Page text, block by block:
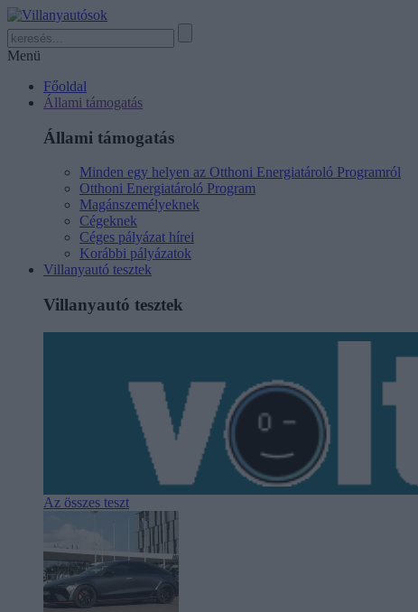
Menü
Főoldal
Állami támogatás
Állami támogatás
Minden egy helyen az Otthoni Energiatároló Programról
Otthoni Energiatároló Program
Magánszemélyeknek
Cégeknek
Céges pályázat hírei
Korábbi pályázatok
Villanyautó tesztek
Villanyautó tesztek
Az összes teszt